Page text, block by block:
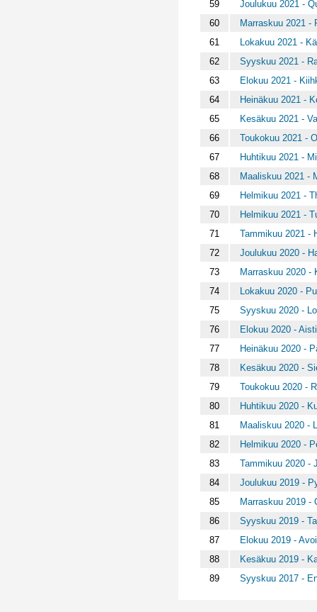
59
Joulukuu 2021 -
60
Marraskuu 2021 -
61
Lokakuu 2021 -
62
Syyskuu 2021 -
63
Elokuu 2021 -
64
Heinäkuu 2021 -
65
Kesäkuu 2021 -
66
Toukokuu 2021 -
67
Huhtikuu 2021 -
68
Maaliskuu 2021 -
69
Helmikuu 2021 -
70
Helmikuu 2021 -
71
Tammikuu 2021 -
72
Joulukuu 2020 -
73
Marraskuu 2020 -
74
Lokakuu 2020 -
75
Syyskuu 2020 -
76
Elokuu 2020 -
77
Heinäkuu 2020 -
78
Kesäkuu 2020 -
79
Toukokuu 2020 -
80
Huhtikuu 2020 -
81
Maaliskuu 2020 -
82
Helmikuu 2020 -
83
Tammikuu 2020 -
84
Joulukuu 2019 -
85
Marraskuu 2019 -
86
Syyskuu 2019 -
87
Elokuu 2019 -
88
Kesäkuu 2019 -
89
Syyskuu 2017 -